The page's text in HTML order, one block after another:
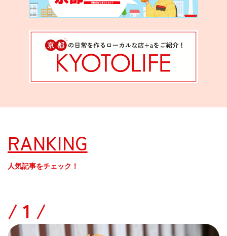
RANKING
人気記事をチェック！
/